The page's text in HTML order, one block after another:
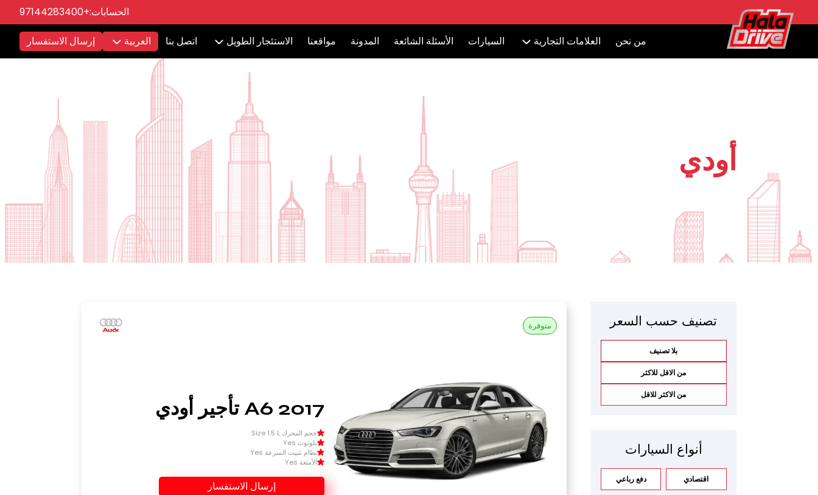
الحسابات:+97144283400
من نحن العلامات التجارية السيارات الأسئلة الشائعة المدونة مواقعنا الاستئجار الطويل اتصل بنا العربية إرسال الاستفسار
أودي
تصنيف حسب السعر
بلا تصنيف
من الاقل للاكثر
من الاكثر للاقل
أنواع السيارات
اقتصادي دفع رباعي
متوفرة
2017 A6 تأجير أودي
حجم المحرك Size 1.5 L
بلوتوث Yes
نظام تثبيت السرعة Yes
الأمتعة Yes
إرسال الاستفسار